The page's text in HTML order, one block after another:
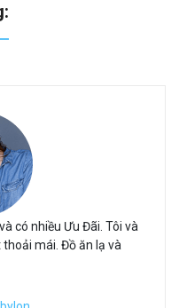
có nhiều Ưu Đãi. Tôi và
mái. Đồ ăn lạ và